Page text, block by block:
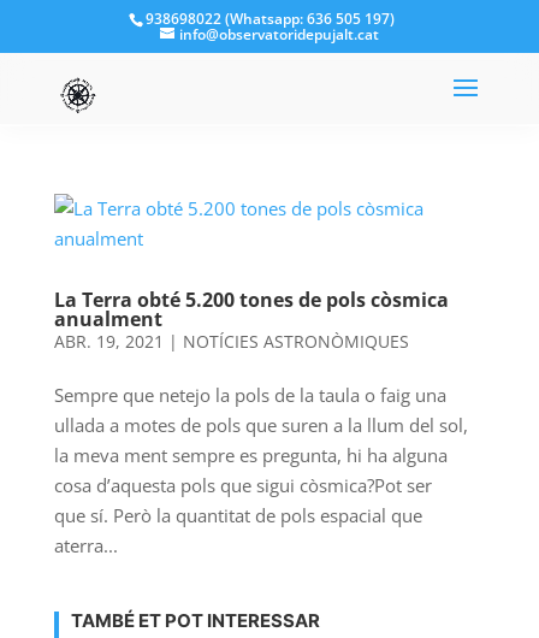
938698022 (Whatsapp: 636 505 197)
info@observatoridepujalt.cat
La Terra obté 5.200 tones de pols còsmica
anualment
ABR. 19, 2021 | NOTÍCIES ASTRONÒMIQUES
Sempre que netejo la pols de la taula o faig una
ullada a motes de pols que suren a la llum del sol,
la meva ment sempre es pregunta, hi ha alguna
cosa d’aquesta pols que sigui còsmica?Pot ser
que sí. Però la quantitat de pols espacial que
aterra...
TAMBÉ ET POT INTERESSAR